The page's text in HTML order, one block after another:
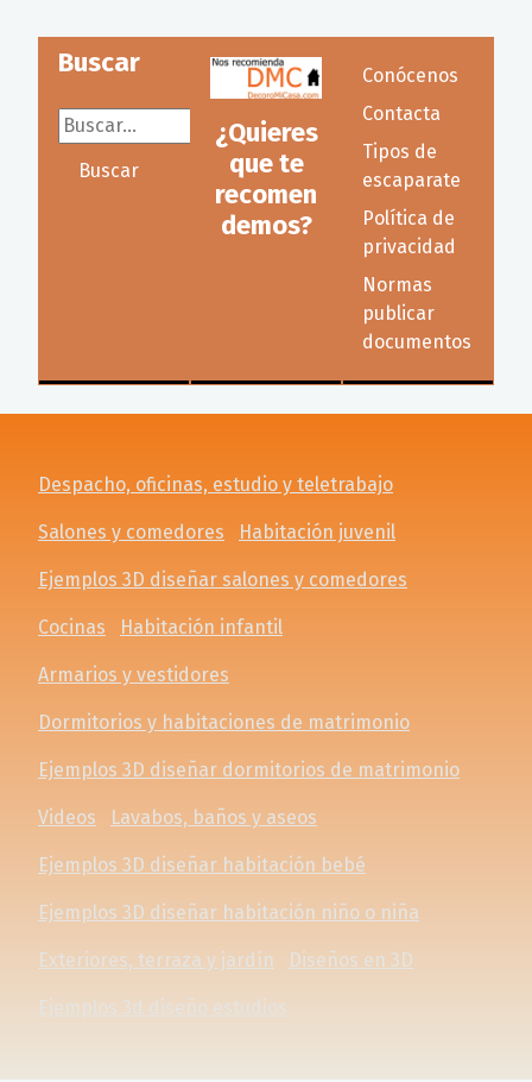
Buscar
Buscar...
Buscar
¿Quieres
que te
recomen
demos?
Conócenos
Contacta
Tipos de
escaparate
Política de
privacidad
Normas
publicar
documentos
Despacho, oficinas, estudio y teletrabajo
Salones y comedores Habitación juvenil
Ejemplos 3D diseñar salones y comedores
Cocinas Habitación infantil
Armarios y vestidores
Dormitorios y habitaciones de matrimonio
Ejemplos 3D diseñar dormitorios de matrimonio
Videos Lavabos, baños y aseos
Ejemplos 3D diseñar habitación bebé
Ejemplos 3D diseñar habitación niño o niña
Exteriores, terraza y jardín Diseños en 3D
Ejemplos 3d diseño estudios